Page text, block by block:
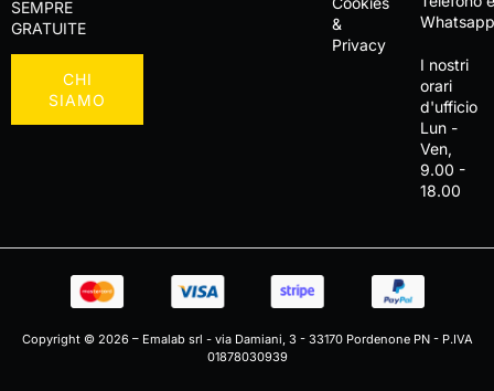
SEMPRE
GRATUITE
CHI
SIAMO
&
Privacy
I nostri
orari
d'ufficio
Lun -
Ven,
9.00 -
18.00
Copyright © 2026 – Emalab srl - via Damiani, 3 - 33170 Pordenone PN - P.IVA
01878030939